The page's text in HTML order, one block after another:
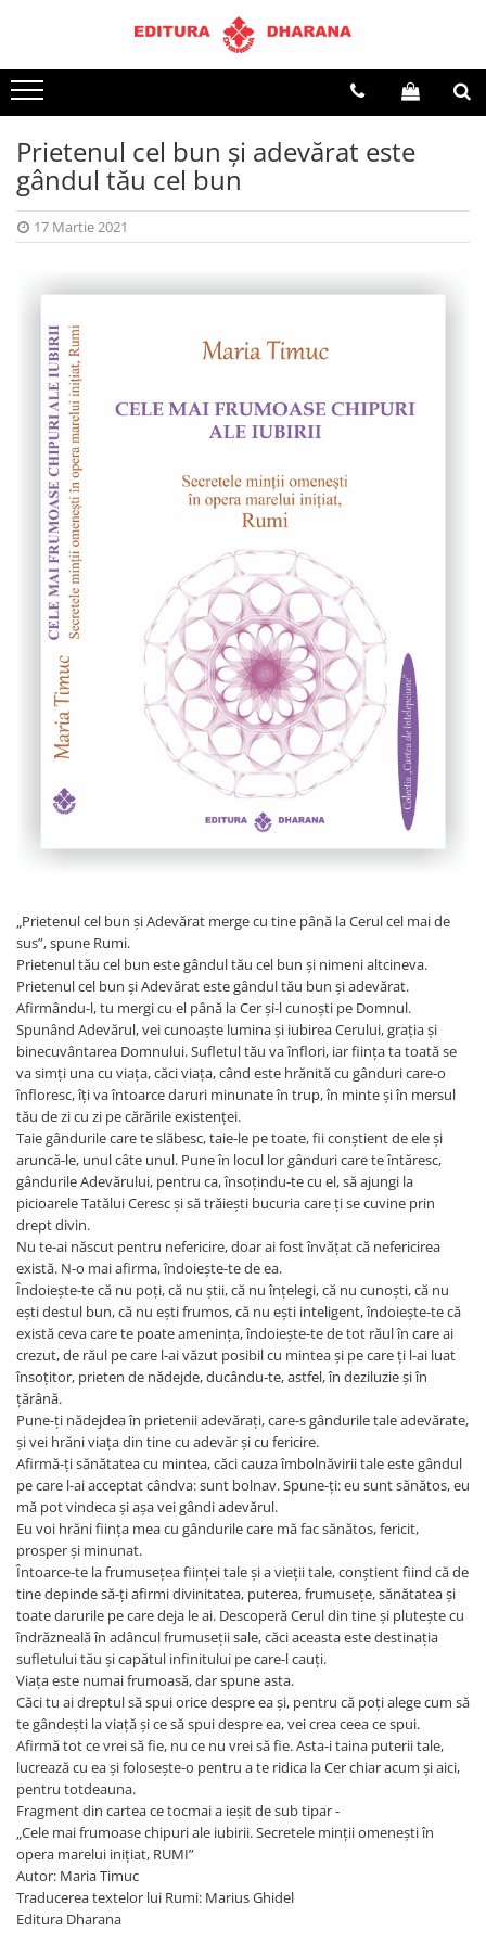
Toate Produsele
CARTI EDITURA DHARANA
OFERTE LA PACHET
Carti cu AUTOGRAF
Terapii
Dietoterapie
Spiritualitate
AUDIOBOOK
Business, Economie
Carti pentru copii
Diverse
Filosofie
Istorie
Literatura
Psihologie
Sanatate
Sociologie
Stiinta
Prietenul cel bun și adevărat este
gândul tău cel bun
17 Martie 2021
„Prietenul cel bun și Adevărat merge cu tine până la Cerul cel mai de
sus”, spune Rumi.
Prietenul tău cel bun este gândul tău cel bun și nimeni altcineva.
Prietenul cel bun și Adevărat este gândul tău bun și adevărat.
Afirmându-l, tu mergi cu el până la Cer și-l cunoști pe Domnul.
Spunând Adevărul, vei cunoaște lumina și iubirea Cerului, grația și
binecuvântarea Domnului. Sufletul tău va înflori, iar ființa ta toată se
va simți una cu viața, căci viața, când este hrănită cu gânduri care-o
înfloresc, îți va întoarce daruri minunate în trup, în minte și în mersul
tău de zi cu zi pe cărările existenței.
Taie gândurile care te slăbesc, taie-le pe toate, fii conștient de ele și
aruncă-le, unul câte unul. Pune în locul lor gânduri care te întăresc,
gândurile Adevărului, pentru ca, însoțindu-te cu el, să ajungi la
picioarele Tatălui Ceresc și să trăiești bucuria care ți se cuvine prin
drept divin.
Nu te-ai născut pentru nefericire, doar ai fost învățat că nefericirea
există. N-o mai afirma, îndoiește-te de ea.
Îndoiește-te că nu poți, că nu știi, că nu înțelegi, că nu cunoști, că nu
ești destul bun, că nu ești frumos, că nu ești inteligent, îndoiește-te că
există ceva care te poate amenința, îndoiește-te de tot răul în care ai
crezut, de răul pe care l-ai văzut posibil cu mintea și pe care ți l-ai luat
însoțitor, prieten de nădejde, ducându-te, astfel, în deziluzie și în
țărână.
Pune-ți nădejdea în prietenii adevărați, care-s gândurile tale adevărate,
și vei hrăni viața din tine cu adevăr și cu fericire.
Afirmă-ți sănătatea cu mintea, căci cauza îmbolnăvirii tale este gândul
pe care l-ai acceptat cândva: sunt bolnav. Spune-ți: eu sunt sănătos, eu
mă pot vindeca și așa vei gândi adevărul.
Eu voi hrăni ființa mea cu gândurile care mă fac sănătos, fericit,
prosper și minunat.
Întoarce-te la frumusețea ființei tale și a vieții tale, conștient fiind că de
tine depinde să-ți afirmi divinitatea, puterea, frumusețe, sănătatea și
toate darurile pe care deja le ai. Descoperă Cerul din tine și plutește cu
îndrăzneală în adâncul frumuseții sale, căci aceasta este destinația
sufletului tău și capătul infinitului pe care-l cauți.
Viața este numai frumoasă, dar spune asta.
Căci tu ai dreptul să spui orice despre ea și, pentru că poți alege cum să
te gândești la viață și ce să spui despre ea, vei crea ceea ce spui.
Afirmă tot ce vrei să fie, nu ce nu vrei să fie. Asta-i taina puterii tale,
lucrează cu ea și folosește-o pentru a te ridica la Cer chiar acum și aici,
pentru totdeauna.
Fragment din cartea ce tocmai a ieșit de sub tipar -
„Cele mai frumoase chipuri ale iubirii. Secretele minții omenești în
opera marelui inițiat, RUMI”
Autor: Maria Timuc
Traducerea textelor lui Rumi: Marius Ghidel
Editura Dharana